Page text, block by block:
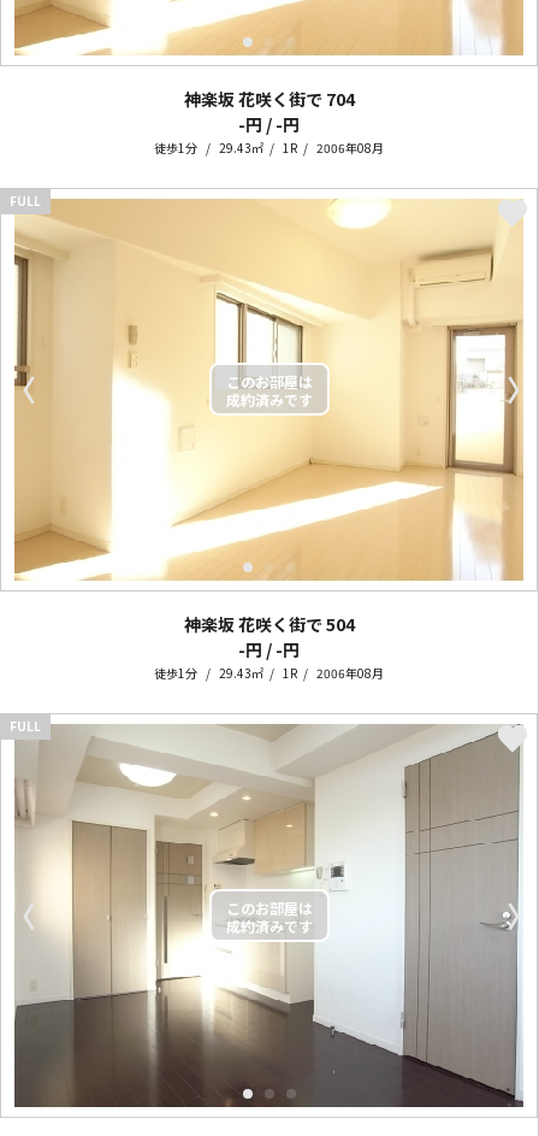
神楽坂 花咲く街で 704
-円 / -円
徒歩1分 29.43㎡ 1R 2006年08月
〈 〉
FULL
神楽坂 花咲く街で 504
-円 / -円
徒歩1分 29.43㎡ 1R 2006年08月
〈 〉
FULL